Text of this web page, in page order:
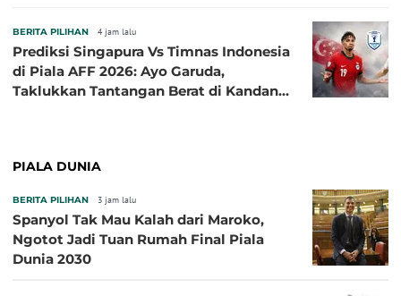
BERITA PILIHAN 4 jam lalu
Prediksi Singapura Vs Timnas Indonesia
di Piala AFF 2026: Ayo Garuda,
Taklukkan Tantangan Berat di Kandang
PIALA DUNIA
BERITA PILIHAN 3 jam lalu
Spanyol Tak Mau Kalah dari Maroko,
Ngotot Jadi Tuan Rumah Final Piala
Dunia 2030